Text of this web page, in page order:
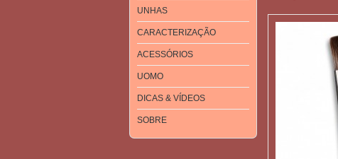
UNHAS
CARACTERIZAÇÃO
ACESSÓRIOS
UOMO
DICAS & VÍDEOS
SOBRE